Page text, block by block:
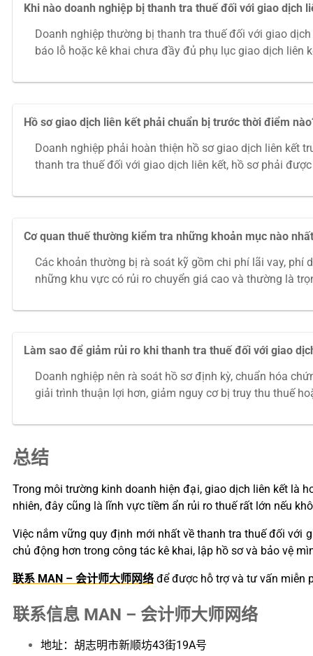
Khi nào doanh nghiệp bị thanh tra thuế đối với giao dịch
Doanh nghiệp thường bị thanh tra thuế đối với giao
báo lỗ hoặc kê khai chưa đầy đủ phụ lục giao dịch liên
Hồ sơ giao dịch liên kết phải chuẩn bị trước thời điểm
Doanh nghiệp phải hoàn thiện hồ sơ giao dịch liên kết
thanh tra thuế đối với giao dịch liên kết, hồ sơ phải
Cơ quan thuế thường kiểm tra những khoản mục nào
Các khoản thường bị rà soát kỹ gồm chi phí lãi vay,
những khu vực có rủi ro chuyển giá cao và thường là
Làm sao để giảm rủi ro khi thanh tra thuế đối với giao
Doanh nghiệp nên rà soát hồ sơ định kỳ, chuẩn hóa
giải trình thuận lợi hơn, giảm nguy cơ bị truy thu thuế
总结
Trong môi trường kinh doanh hiện đại, giao dịch liên kết là
nhiên, đây cũng là lĩnh vực tiềm ẩn rủi ro thuế rất lớn nếu
Việc nắm vững quy định mới nhất về thanh tra thuế đối với
chủ động hơn trong công tác kê khai, lập hồ sơ và bảo vệ
联系 MAN – 会计师大师网络 để được hỗ trợ và tư vấn miễn
联系信息 MAN – 会计师大师网络
地址：胡志明市新顺坊43街19A号